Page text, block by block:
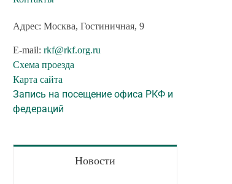
Адрес: Москва, Гостиничная, 9
E-mail: rkf@rkf.org.ru
Схема проезда
Карта сайта
Запись на посещение офиса РКФ и
федераций
Новости